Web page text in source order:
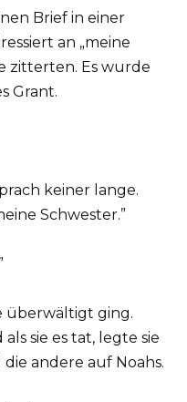
Brief in einer
an „meine
zitterten. Es wurde
Grant.
keiner lange.
Schwester.”
überwältigt ging.
sie es tat, legte sie
andere auf Noahs.